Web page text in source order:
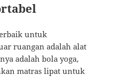
untuk
ruangan adalah alat
adalah bola yoga,
matras lipat untuk